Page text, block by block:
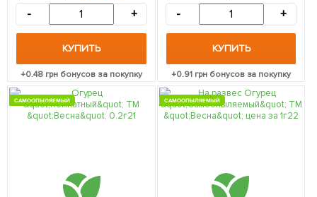
- +
КУПИТЬ
+0.48 грн бонусов за покупку
- +
КУПИТЬ
+0.91грн бонусов за покупку
САМООПЫЛЯЕМЫЙ САМООПЫЛЯЕМЫЙ